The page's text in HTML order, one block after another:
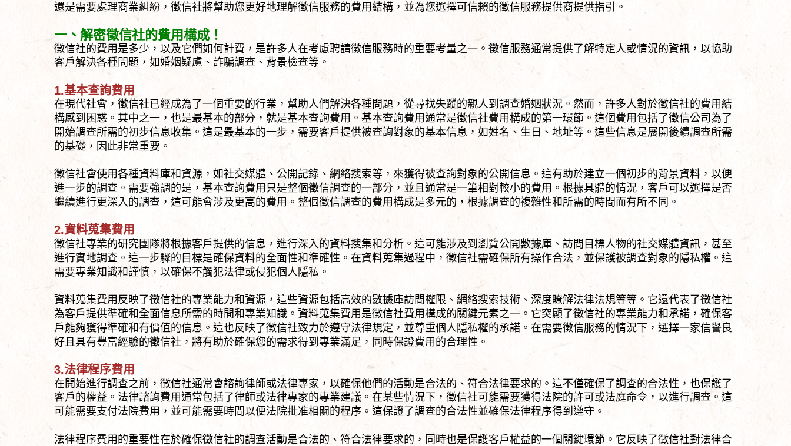
還是需要處理商業糾紛，徵信社將幫助您更好地理解徵信服務的費用結構，並為您選擇可信賴的徵信服務提供商提供指引。
一、解密徵信社的費用構成！
徵信社的費用是多少，以及它們如何計費，是許多人在考慮聘請徵信服務時的重要考量之一。徵信服務通常提供了解特定人或情況的資訊，以協助
客戶解決各種問題，如婚姻疑慮、詐騙調查、背景檢查等。
1.基本查詢費用
在現代社會，徵信社已經成為了一個重要的行業，幫助人們解決各種問題，從尋找失蹤的親人到調查婚姻狀況。然而，許多人對於徵信社的費用結
構感到困惑。其中之一，也是最基本的部分，就是基本查詢費用。基本查詢費用通常是徵信社費用構成的第一環節。這個費用包括了徵信公司為了
開始調查所需的初步信息收集。這是最基本的一步，需要客戶提供被查詢對象的基本信息，如姓名、生日、地址等。這些信息是展開後續調查所需
的基礎，因此非常重要。
徵信社會使用各種資料庫和資源，如社交媒體、公開記錄、網絡搜索等，來獲得被查詢對象的公開信息。這有助於建立一個初步的背景資料，以便
進一步的調查。需要強調的是，基本查詢費用只是整個徵信調查的一部分，並且通常是一筆相對較小的費用。根據具體的情況，客戶可以選擇是否
繼續進行更深入的調查，這可能會涉及更高的費用。整個徵信調查的費用構成是多元的，根據調查的複雜性和所需的時間而有所不同。
2.資料蒐集費用
徵信社專業的研究團隊將根據客戶提供的信息，進行深入的資料搜集和分析。這可能涉及到瀏覽公開數據庫、訪問目標人物的社交媒體資訊，甚至
進行實地調查。這一步驟的目標是確保資料的全面性和準確性。在資料蒐集過程中，徵信社需確保所有操作合法，並保護被調查對象的隱私權。這
需要專業知識和謹慎，以確保不觸犯法律或侵犯個人隱私。
資料蒐集費用反映了徵信社的專業能力和資源，這些資源包括高效的數據庫訪問權限、網絡搜索技術、深度瞭解法律法規等等。它還代表了徵信社
為客戶提供準確和全面信息所需的時間和專業知識。資料蒐集費用是徵信社費用構成的關鍵元素之一。它突顯了徵信社的專業能力和承諾，確保客
戶能夠獲得準確和有價值的信息。這也反映了徵信社致力於遵守法律規定，並尊重個人隱私權的承諾。在需要徵信服務的情況下，選擇一家信譽良
好且具有豐富經驗的徵信社，將有助於確保您的需求得到專業滿足，同時保證費用的合理性。
3.法律程序費用
在開始進行調查之前，徵信社通常會諮詢律師或法律專家，以確保他們的活動是合法的、符合法律要求的。這不僅確保了調查的合法性，也保護了
客戶的權益。法律諮詢費用通常包括了律師或法律專家的專業建議。在某些情況下，徵信社可能需要獲得法院的許可或法庭命令，以進行調查。這
可能需要支付法院費用，並可能需要時間以便法院批准相關的程序。這保證了調查的合法性並確保法律程序得到遵守。
法律程序費用的重要性在於確保徵信社的調查活動是合法的、符合法律要求的，同時也是保護客戶權益的一個關鍵環節。它反映了徵信社對法律合